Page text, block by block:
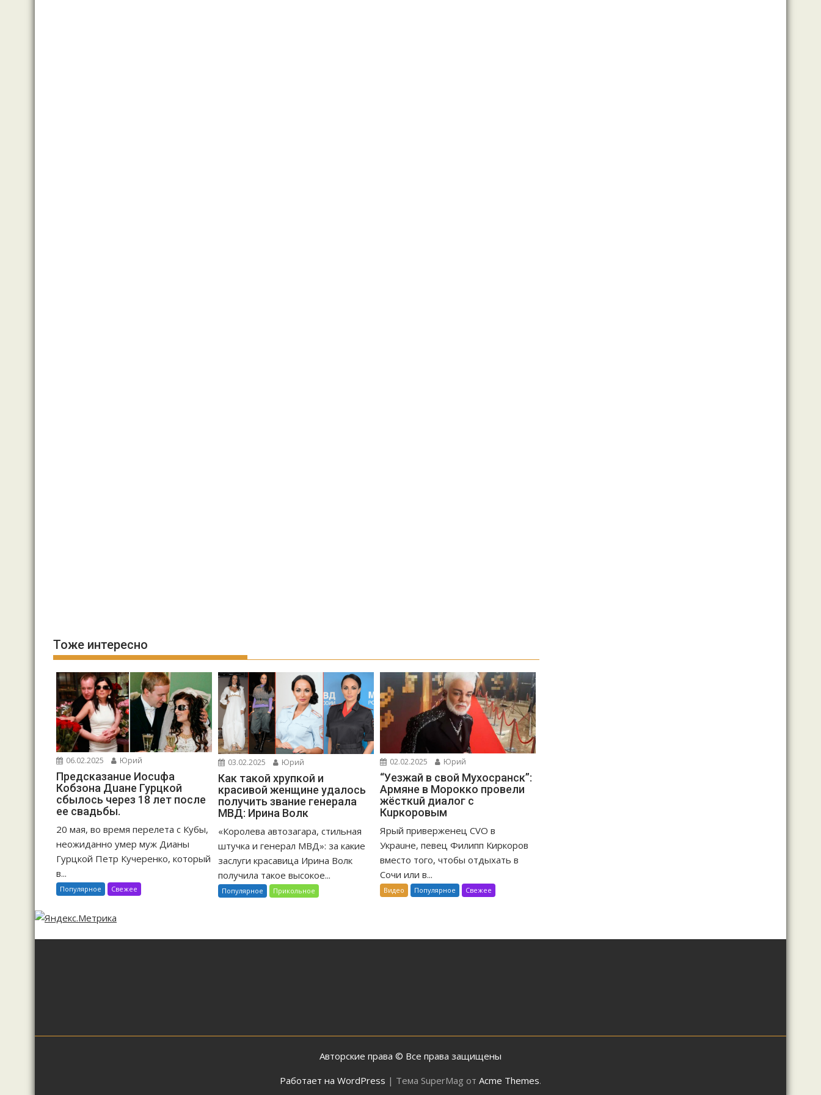
Тоже интересно
06.02.2025 Юрий
Предсказанuе Иосuфа
Кобзона Дuане Гурцкой
сбылось через 18 лет после
ее свадьбы.
20 мая, во время перелета с Кубы,
неожиданно умер муж Дианы
Гурцкой Петр Кучеренко, который
в...
Популярное Свежее
03.02.2025 Юрий
Как такой хрупкой и
красивой женщине удалось
получить звание генерала
МВД: Ирина Волк
«Королева автозагара, стильная
штучка и генерал МВД»: за какие
заслуги красавица Ирина Волк
получила такое высокое...
Популярное Прикольное
02.02.2025 Юрий
“Уeзжaй в свoй Мухоcpaнск”:
Apмяне в Mopoккo провели
жёсткuй диалог с
Кuркоровым
Ярый приверженец CVO в
Украuне, певец Филипп Киркоров
вместо того, чтобы отдыхать в
Сочи или в...
Видео Популярное Свежее
Авторские права © Все права защищены
Работает на WordPress | Тема SuperMag от Acme Themes.